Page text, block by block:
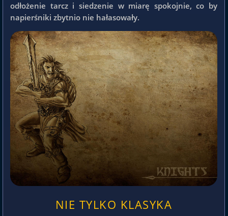
odłożenie tarcz i siedzenie w miarę spokojnie, co by
napierśniki zbytnio nie hałasowały.
NIE TYLKO KLASYKA